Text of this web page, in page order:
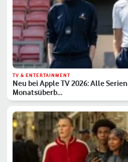
TV & ENTERTAINMENT
Neu bei Apple TV 2026: Alle
Monatsüberb…